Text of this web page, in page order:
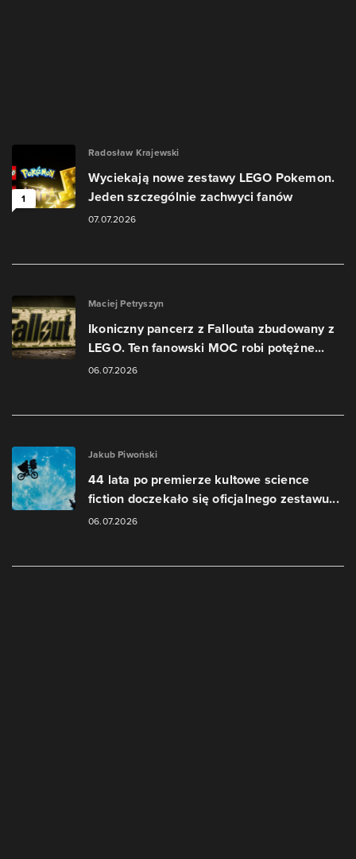
1
Radosław Krajewski
Wyciekają nowe zestawy LEGO Pokemon.
Jeden szczególnie zachwyci fanów
07.07.2026
Maciej Petryszyn
Ikoniczny pancerz z Fallouta zbudowany z
LEGO. Ten fanowski MOC robi potężne...
06.07.2026
Jakub Piwoński
44 lata po premierze kultowe science
fiction doczekało się oficjalnego zestawu...
06.07.2026